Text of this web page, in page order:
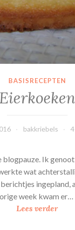
BASISRECEPTEN
Eierkoeken
bakkriebels
Ik
wat
week kwam er…
Lees verderE